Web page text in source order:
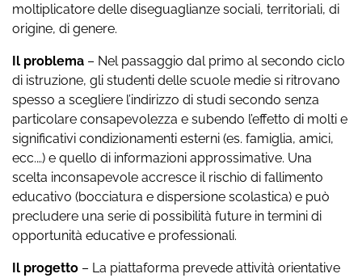
moltiplicatore delle diseguaglianze sociali, territoriali, di
origine, di genere.
Il problema – Nel passaggio dal primo al secondo ciclo
di istruzione, gli studenti delle scuole medie si ritrovano
spesso a scegliere l’indirizzo di studi secondo senza
particolare consapevolezza e subendo l’effetto di molti e
significativi condizionamenti esterni (es. famiglia, amici,
ecc.…) e quello di informazioni approssimative. Una
scelta inconsapevole accresce il rischio di fallimento
educativo (bocciatura e dispersione scolastica) e può
precludere una serie di possibilità future in termini di
opportunità educative e professionali.
Il progetto – La piattaforma prevede attività orientative